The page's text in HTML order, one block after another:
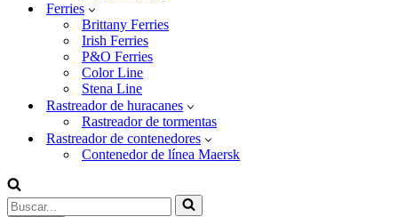
Ferries
Brittany Ferries
Irish Ferries
P&O Ferries
Color Line
Stena Line
Rastreador de huracanes
Rastreador de tormentas
Rastreador de contenedores
Contenedor de línea Maersk
Buscar...